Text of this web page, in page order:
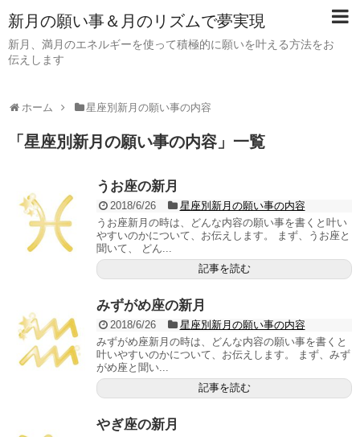
新月の願い事＆月のリズムで夢実現
新月、満月のエネルギーを使って積極的に願いを叶える方法をお
伝えします
ホーム 星座別新月の願い事の内容
「 星座別新月の願い事の内容 」 一覧
うお座の新月
2018/6/26
星座別新月の願い事の内容
うお座新月の時は、どんな内容の願い事を書くと叶い
やすいのかについて、お伝えします。 まず、うお座と
聞いて、 どん...
記事を読む
みずがめ座の新月
2018/6/26
星座別新月の願い事の内容
みずがめ座新月の時は、どんな内容の願い事を書くと
叶いやすいのかについて、お伝えします。 まず、みず
がめ座と聞い...
記事を読む
やぎ座の新月